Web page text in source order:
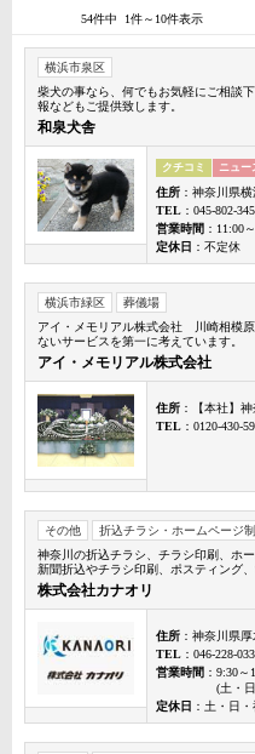
54件中 1件～10件表示
横浜市泉区
柴犬の事なら、何でもお気軽にご相談
報などもご提供致します。
和泉犬舎
クチコミ ニュー
住所 ：神奈川県
TEL ：045-802-
営業時間 ：11:00
定休日 ：不定休
横浜市緑区
葬儀場
アイ・メモリアル株式会社 川崎相模
ないサービスを第一に考えています。
アイ・メモリアル株式会社
住所 ：【本社】
TEL ：0120-430-
その他
折込チラシ・ホームページ
神奈川の折込チラシ、チラシ印刷、ホ
新聞折込やチラシ印刷、ポスティング
株式会社カナオリ
住所 ：神奈川県
TEL ：046-228-
営業時間 ：9:30～
(土・
定休日 ：土・日・